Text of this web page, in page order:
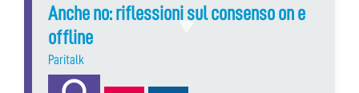
Anche no: riflessioni sul consenso on e
offline
Paritalk